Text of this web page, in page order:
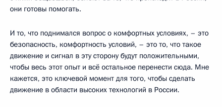
они готовы помогать.
И то, что поднимался вопрос о комфортных условиях, – это
безопасность, комфортность условий, – это то, что такое
движение и сигнал в эту сторону будут положительными,
чтобы весь этот опыт и всё остальное перенести сюда. Мне
кажется, это ключевой момент для того, чтобы сделать
движение в области высоких технологий в России.